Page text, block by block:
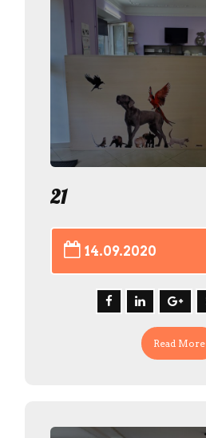
21
14.09.2020
Read More